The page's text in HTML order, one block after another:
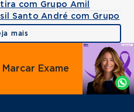
com Grupo Amil
Santo André com Grupo
mais
Agende
por
Whatsapp
Marcar Exame